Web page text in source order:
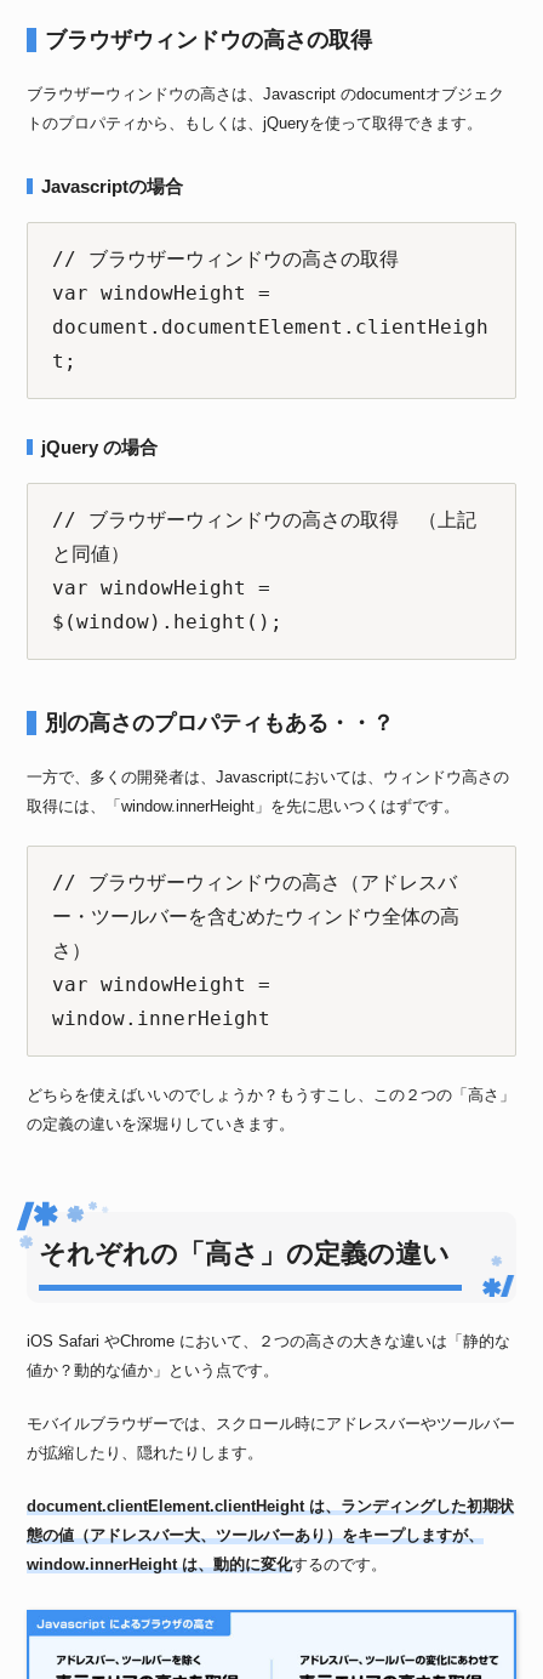
ブラウザウィンドウの高さの取得
ブラウザーウィンドウの高さは、Javascript のdocumentオブジェク
トのプロパティから、もしくは、jQueryを使って取得できます。
Javascriptの場合
// ブラウザーウィンドウの高さの取得
var windowHeight =
document.documentElement.clientHeigh
t;
jQuery の場合
// ブラウザーウィンドウの高さの取得　（上記
と同値）
var windowHeight =
$(window).height();
別の高さのプロパティもある・・？
一方で、多くの開発者は、Javascriptにおいては、ウィンドウ高さの
取得には、「window.innerHeight」を先に思いつくはずです。
// ブラウザーウィンドウの高さ（アドレスバ
ー・ツールバーを含むめたウィンドウ全体の高
さ）
var windowHeight =
window.innerHeight
どちらを使えばいいのでしょうか？もうすこし、この２つの「高さ」
の定義の違いを深堀りしていきます。
それぞれの「高さ」の定義の違い
iOS Safari やChrome において、２つの高さの大きな違いは「静的な
値か？動的な値か」という点です。
モバイルブラウザーでは、スクロール時にアドレスバーやツールバー
が拡縮したり、隠れたりします。
document.clientElement.clientHeight は、ランディングした初期状
態の値（アドレスバー大、ツールバーあり）をキープしますが、
window.innerHeight は、動的に変化するのです。